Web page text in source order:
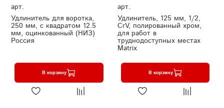
арт.
Удлинитель для воротка,
250 мм, с квадратом 12.5
мм, оцинкованный (НИЗ)
Россия
В корзину
арт.
Удлинитель, 125 мм, 1/2,
CrV, полированный хром,
для работ в
труднодоступных местах
Matrix
В корзину